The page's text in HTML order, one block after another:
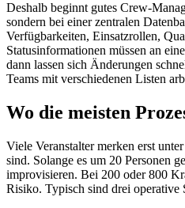
Deshalb beginnt gutes Crew-
sondern bei einer zentralen
Verfügbarkeiten, Einsatzrollen,
Statusinformationen müssen an
dann lassen sich Änderungen
Teams mit verschiedenen Listen
Wo die meisten
Viele Veranstalter merken erst
sind. Solange es um 20 Personen
improvisieren. Bei 200 oder 800
Risiko. Typisch sind drei operative